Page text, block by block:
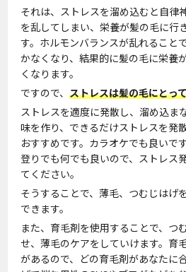
それは、ストレスを溜め込むと自律
を乱してしまい、栄養が髪の毛に行
す。ホルモンバランスが乱れること
かなくなり、結果的に髪の毛に栄養
くなります。
ですので、ストレスは髪の毛にとっ
ストレスを適度に発散し、溜め込ま
味を作り、できるだけストレスを発
おすすめです。カラオケでも良いで
登りでも何でも良いので、ストレス
てください。
そうすることで、薄毛、つむじはげ
できます。
また、育毛剤を使用することで、つ
せ、薄毛のケアをしていけます。育
があるので、どの育毛剤があなたに